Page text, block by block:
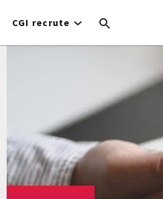
CGI recrute